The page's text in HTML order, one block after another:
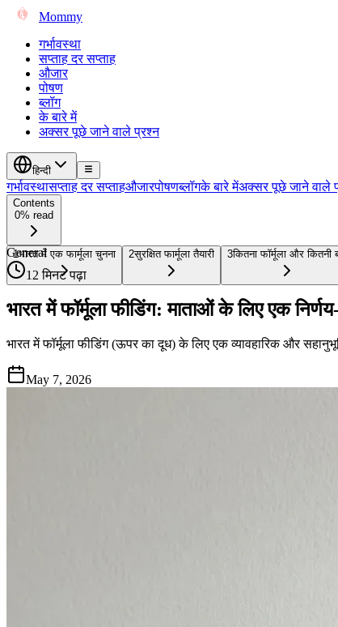
Mommy
गर्भावस्था
सप्ताह दर सप्ताह
औजार
पोषण
ब्लॉग
के बारे में
अक्सर पूछे जाने वाले प्रश्न
हिन्दी
गर्भावस्थासप्ताह दर सप्ताहऔजारपोषणब्लॉगके बारे मेंअक्सर पूछे जाने वाले
Contents
0% read
1भारत में एक फार्मूला चुनना 2सुरक्षित फार्मूला तैयारी 3कितना फॉर्मूला और कितनी
General
12 मिनट पढ़ा
भारत में फॉर्मूला फीडिंग: माताओं के लिए एक निर्णय-
भारत में फॉर्मूला फीडिंग (ऊपर का दूध) के लिए एक व्यावहारिक और
May 7, 2026